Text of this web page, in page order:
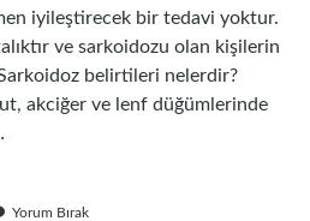
iyileştirecek bir tedavi yoktur.
ve sarkoidozu olan kişilerin
belirtileri nelerdir?
akciğer ve lenf düğümlerinde
Yorum Bırak